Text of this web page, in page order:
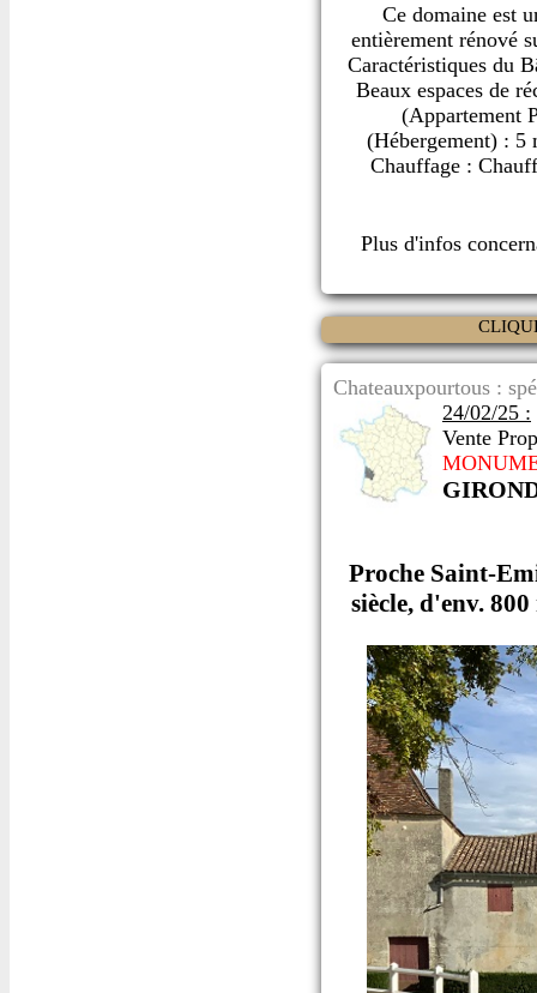
Ce domaine est
entièrement rénové
Caractéristiques du
Beaux espaces de
(Appartement
(Hébergement) : 5
Chauffage :
Plus d'infos
Chateauxpourtous :
24/02/25 :
Vente
Proche Saint-
siècle, d'env.